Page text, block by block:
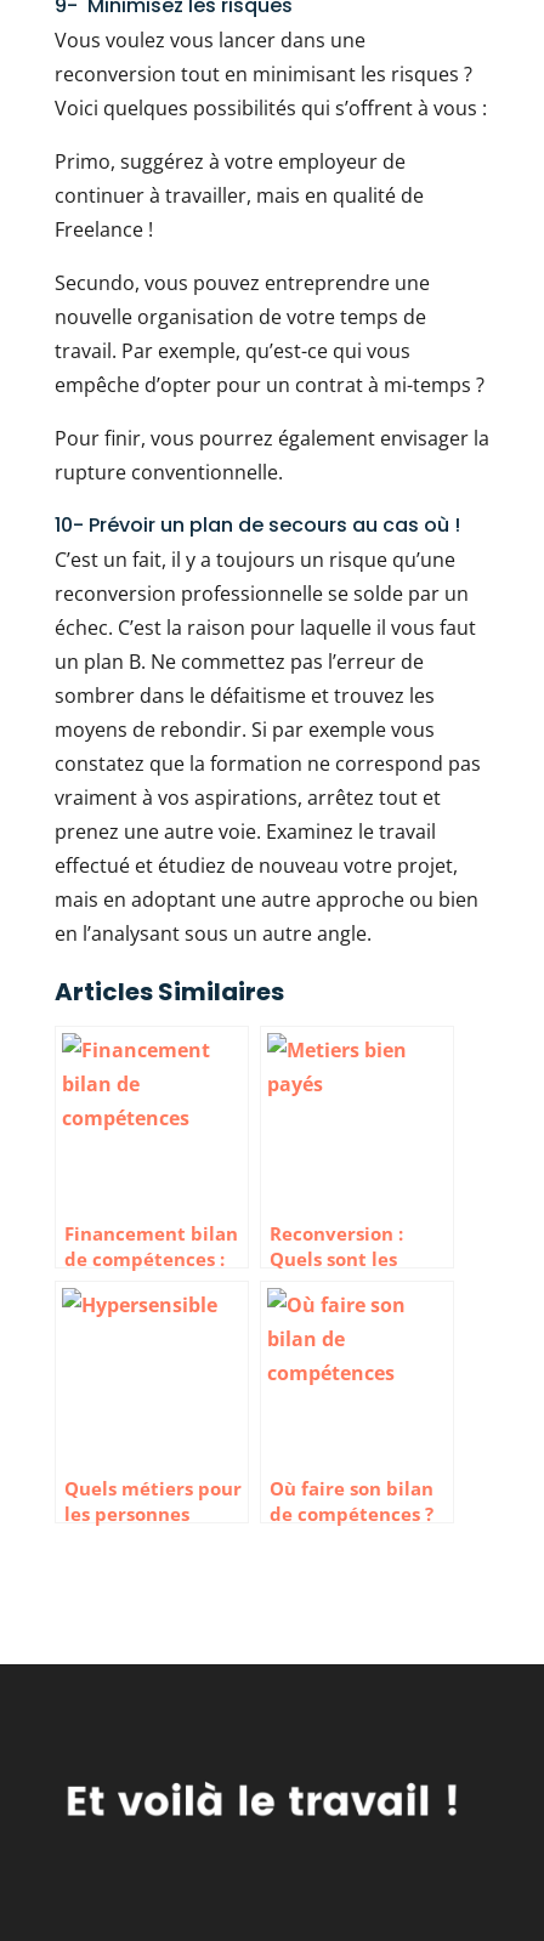
Vous voulez vous lancer dans une
reconversion tout en minimisant les risques ?
Voici quelques possibilités qui s’offrent à vous :
Primo, suggérez à votre employeur de
continuer à travailler, mais en qualité de
Freelance !
Secundo, vous pouvez entreprendre une
nouvelle organisation de votre temps de
travail. Par exemple, qu’est-ce qui vous
empêche d’opter pour un contrat à mi-temps ?
Pour finir, vous pourrez également envisager la
rupture conventionnelle.
10- Prévoir un plan de secours au cas où !
C’est un fait, il y a toujours un risque qu’une
reconversion professionnelle se solde par un
échec. C’est la raison pour laquelle il vous faut
un plan B. Ne commettez pas l’erreur de
sombrer dans le défaitisme et trouvez les
moyens de rebondir. Si par exemple vous
constatez que la formation ne correspond pas
vraiment à vos aspirations, arrêtez tout et
prenez une autre voie. Examinez le travail
effectué et étudiez de nouveau votre projet,
mais en adoptant une autre approche ou bien
en l’analysant sous un autre angle.
Articles Similaires
Financement bilan
de compétences :
qui prend en
charge ?
Reconversion :
Quels sont les
métiers bien payés
après une
formation courte ?
Quels métiers pour
les personnes
Où faire son bilan
de compétences ?